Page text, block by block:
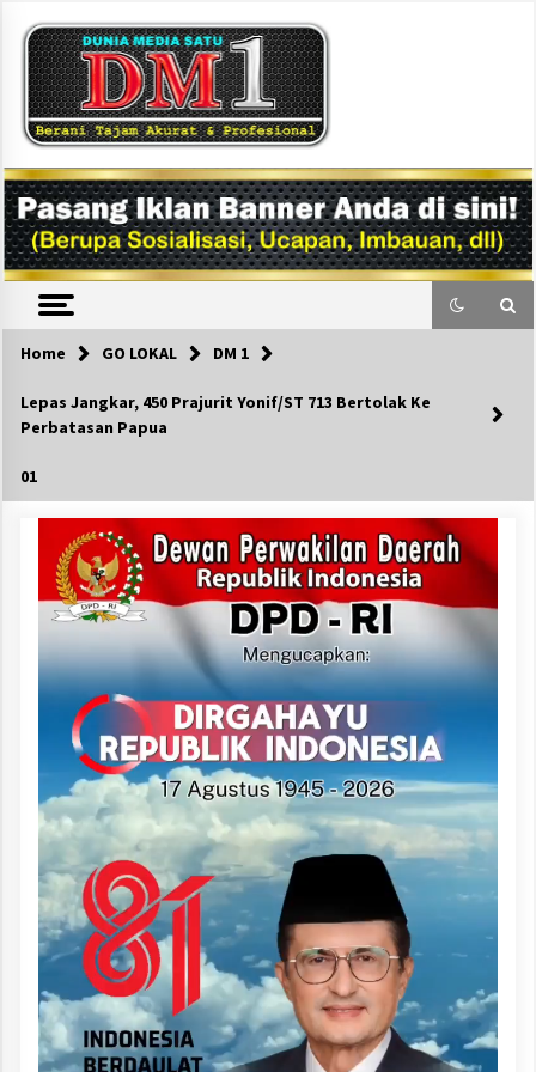
content
DM1
Home GO LOKAL DM 1
Lepas Jangkar, 450 Prajurit Yonif/ST 713 Bertolak Ke
Perbatasan Papua
01